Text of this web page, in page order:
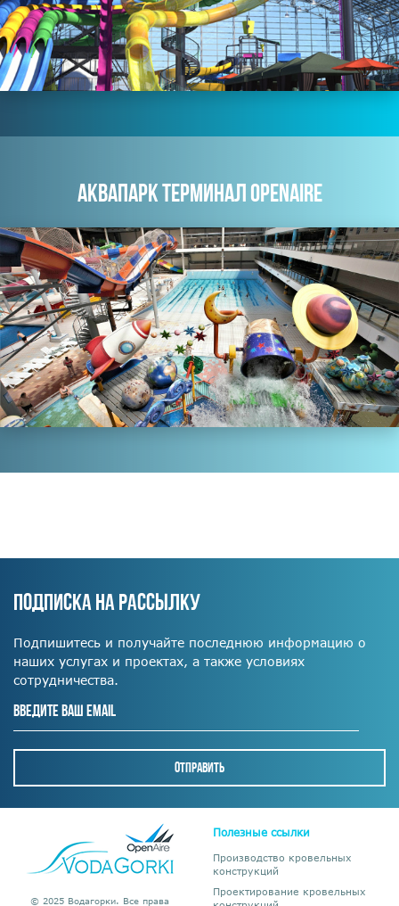
АКВАПАРК ТЕРМИНАЛ OPENAIRE
ПОДПИСКА НА РАССЫЛКУ
Подпишитесь и получайте последнюю информацию о
наших услугах и проектах, а также условиях
сотрудничества.
© 2025 Водагорки. Все права
Полезные ссылки
Производство кровельных
конструкций
Проектирование кровельных